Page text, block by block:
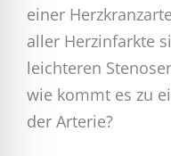
einer
aller Herzinfarkte
leichteren
wie kommt es zu
der Arterie?